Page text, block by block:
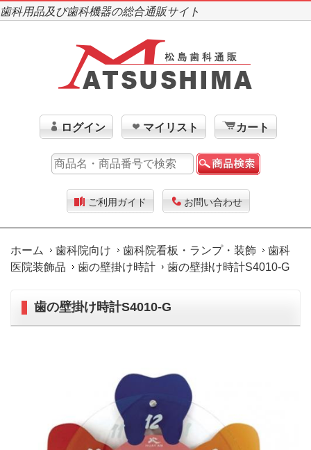
歯科用品及び歯科機器の総合通販サイト
ログイン マイリスト カート
ご利用ガイド お問い合わせ
ホーム 歯科院向け 歯科院看板・ランプ・装飾
歯科
医院装飾品
歯の壁掛け時計 歯の壁掛け時計S4010-G
歯の壁掛け時計S4010-G